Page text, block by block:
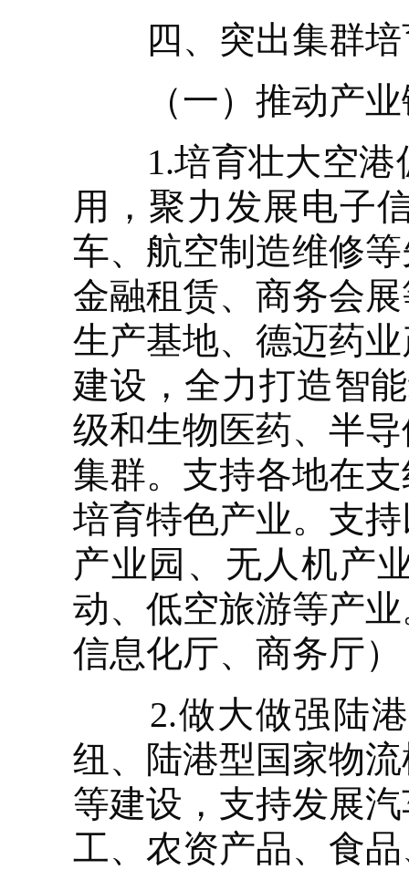
四、突出集群培
（一）推动产业
1.培育壮大空港
用，聚力发展电子
车、航空制造维修
金融租赁、商务会
生产基地、德迈药
建设，全力打造智
级和生物医药、半
集群。支持各地在
培育特色产业。支
产业园、无人机产
动、低空旅游等产
信息化厅、商务厅）
2.做大做强陆港
纽、陆港型国家物
等建设，支持发展
工、农资产品、食